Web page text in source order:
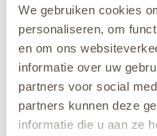
We gebruiken cookies
personaliseren, om
en om ons
informatie over uw
partners voor social
partners kunnen deze
informatie die u aan ze